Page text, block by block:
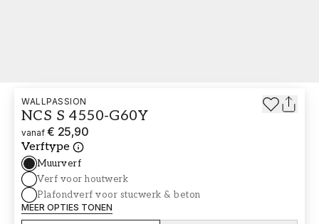
WALLPASSION
NCS S 4550-G60Y
vanaf € 25,90
Verftype
Muurverf
Verf voor houtwerk
Plafondverf voor stucwerk & beton
MEER OPTIES TONEN